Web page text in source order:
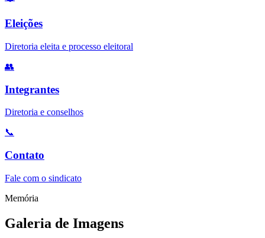
Eleições
Diretoria eleita e processo eleitoral
👥
Integrantes
Diretoria e conselhos
📞
Contato
Fale com o sindicato
Memória
Galeria de Imagens